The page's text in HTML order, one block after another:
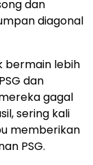
dan
diagonal
bermain lebih
dan
gagal
sering kali
memberikan
PSG.